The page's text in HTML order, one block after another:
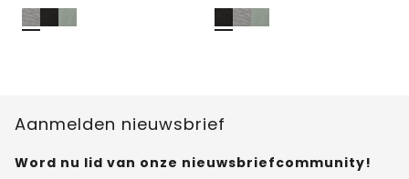
Aanmelden nieuwsbrief
Word nu lid van onze nieuwsbriefcommunity!